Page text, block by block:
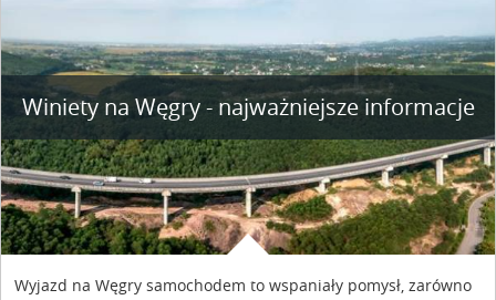
Winiety na Węgry - najważniejsze informacje
Wyjazd na Węgry samochodem to wspaniały pomysł, zarówno